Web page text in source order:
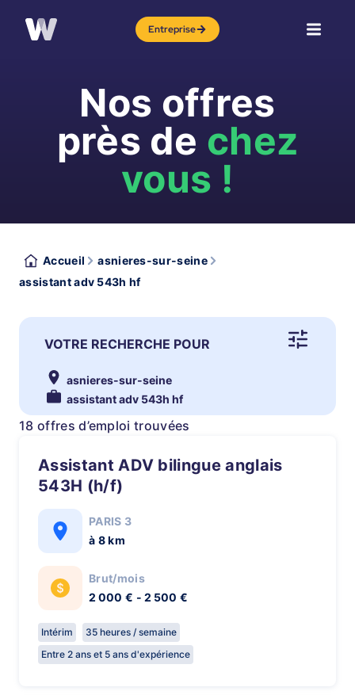
Entreprise
Nos offres
près de chez
vous !
Accueil
asnieres-sur-seine
assistant adv 543h hf
VOTRE RECHERCHE POUR
asnieres-sur-seine
assistant adv 543h hf
18 offres d’emploi trouvées
Assistant ADV bilingue anglais
543H (h/f)
PARIS 3
à 8 km
Brut/mois
2 000 € - 2 500 €
Intérim
35 heures / semaine
Entre 2 ans et 5 ans d'expérience